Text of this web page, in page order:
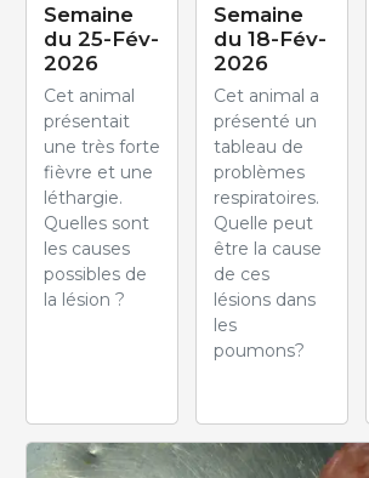
Semaine
du 25-Fév-
2026
Cet animal
présentait
une très forte
fièvre et une
léthargie.
Quelles sont
les causes
possibles de
la lésion ?
Semaine
du 18-Fév-
2026
Cet animal a
présenté un
tableau de
problèmes
respiratoires.
Quelle peut
être la cause
de ces
lésions dans
les
poumons?